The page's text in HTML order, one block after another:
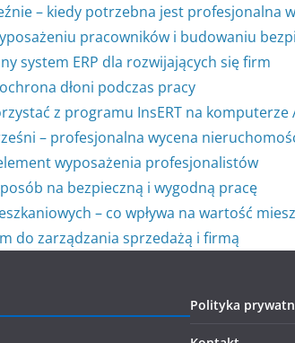
– kiedy potrzebna jest profesjonalna
pracowników i budowaniu
system ERP dla rozwijających się firm
dłoni podczas pracy
z programu InsERT na komputerze
– profesjonalna wycena
wyposażenia profesjonalistów
na bezpieczną i wygodną pracę
– co wpływa na wartość
do zarządzania sprzedażą i firmą
Polityka